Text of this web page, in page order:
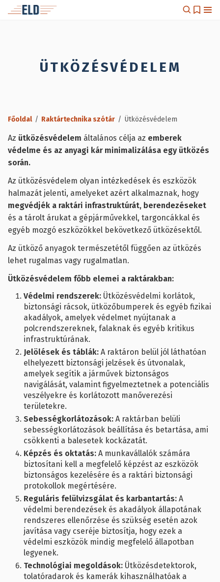
ÜTKÖZÉSVÉDELEM
Főoldal / Raktártechnika szótár / Ütközésvédelem
Az ütközésvédelem általános célja az emberek
védelme és az anyagi kár minimalizálása egy ütközés
során.
Az ütközésvédelem olyan intézkedések és eszközök
halmazát jelenti, amelyeket azért alkalmaznak, hogy
megvédjék a raktári infrastruktúrát, berendezéseket
és a tárolt árukat a gépjárművekkel, targoncákkal és
egyéb mozgó eszközökkel bekövetkező ütközésektől.
Az ütköző anyagok természetétől függően az ütközés
lehet rugalmas vagy rugalmatlan.
Ütközésvédelem főbb elemei a raktárakban:
Védelmi rendszerek: Ütközésvédelmi korlátok,
biztonsági rácsok, ütközőbumperek és egyéb fizikai
akadályok, amelyek védelmet nyújtanak a
polcrendszereknek, falaknak és egyéb kritikus
infrastruktúrának.
Jelölések és táblák: A raktáron belül jól láthatóan
elhelyezett biztonsági jelzések és útvonalak,
amelyek segítik a járművek biztonságos
navigálását, valamint figyelmeztetnek a potenciális
veszélyekre és korlátozott manőverezési
területekre.
Sebességkorlátozások: A raktárban belüli
sebességkorlátozások beállítása és betartása, ami
csökkenti a balesetek kockázatát.
Képzés és oktatás: A munkavállalók számára
biztosítani kell a megfelelő képzést az eszközök
biztonságos kezelésére és a raktári biztonsági
protokollok megértésére.
Reguláris felülvizsgálat és karbantartás: A
védelmi berendezések és akadályok állapotának
rendszeres ellenőrzése és szükség esetén azok
javítása vagy cseréje biztosítja, hogy ezek a
védelmi eszközök mindig megfelelő állapotban
legyenek.
Technológiai megoldások: Ütközésdetektorok,
tolatóradarok és kamerák kihasználhatóak a